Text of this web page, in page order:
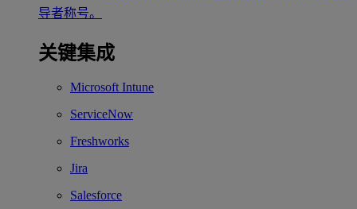
导者称号。
关键集成
Microsoft Intune
ServiceNow
Freshworks
Jira
Salesforce